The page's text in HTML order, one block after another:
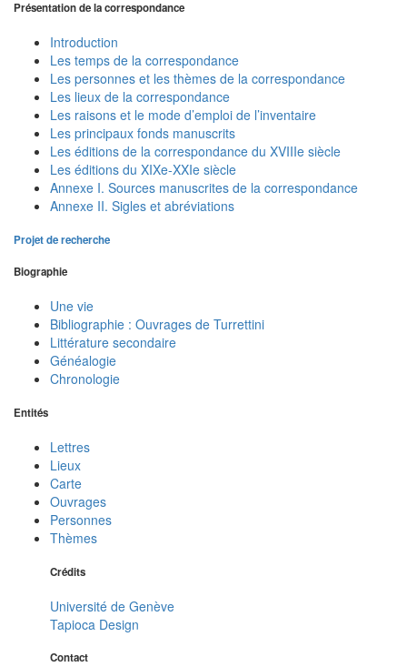
Présentation de la correspondance
Introduction
Les temps de la correspondance
Les personnes et les thèmes de la correspondance
Les lieux de la correspondance
Les raisons et le mode d’emploi de l’inventaire
Les principaux fonds manuscrits
Les éditions de la correspondance du XVIIIe siècle
Les éditions du XIXe-XXIe siècle
Annexe I. Sources manuscrites de la correspondance
Annexe II. Sigles et abréviations
Projet de recherche
Biographie
Une vie
Bibliographie : Ouvrages de Turrettini
Littérature secondaire
Généalogie
Chronologie
Entités
Lettres
Lieux
Carte
Ouvrages
Personnes
Thèmes
Crédits
Université de Genève
Tapioca Design
Contact